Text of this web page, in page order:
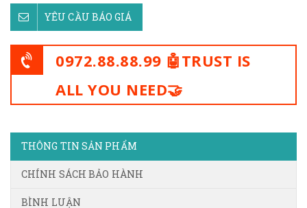
YÊU CẦU BÁO GIÁ
0972.88.88.99 🤖TRUST IS
ALL YOU NEED🤝
THÔNG TIN SẢN PHẨM
CHÍNH SÁCH BẢO HÀNH
BÌNH LUẬN